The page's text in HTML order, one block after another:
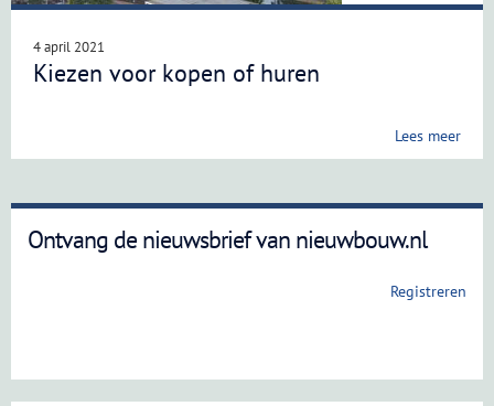
4 april 2021
Kiezen voor kopen of huren
Lees meer
Ontvang de nieuwsbrief van nieuwbouw.nl
Registreren